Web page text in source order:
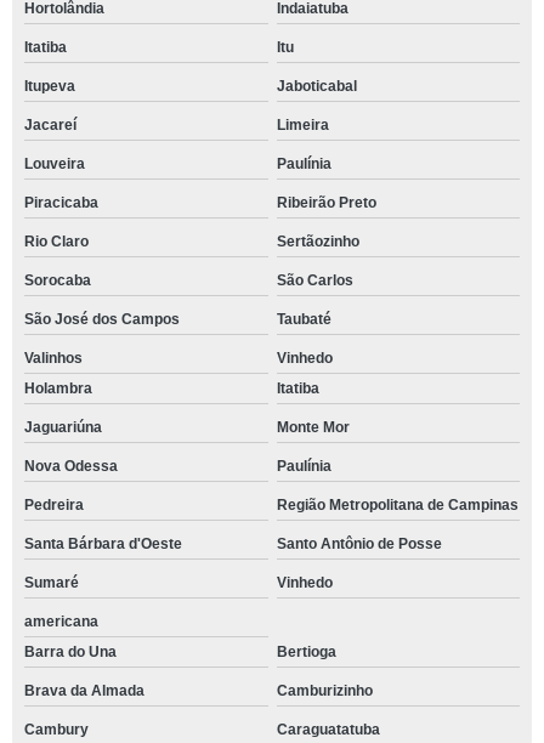
Hortolândia Indaiatuba
Itatiba Itu
Itupeva Jaboticabal
Jacareí Limeira
Louveira Paulínia
Piracicaba Ribeirão Preto
Rio Claro Sertãozinho
Sorocaba São Carlos
São José dos Campos Taubaté
Valinhos
Vinhedo
Holambra
Itatiba
Jaguariúna Monte Mor
Nova Odessa Paulínia
Pedreira Região Metropolitana de Campinas
Santa Bárbara d'Oeste Santo Antônio de Posse
Sumaré Vinhedo
americana
Barra do Una
Bertioga
Brava da Almada Camburizinho
Cambury Caraguatatuba